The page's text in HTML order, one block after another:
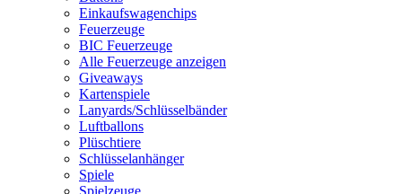
Einkaufswagenchips
Feuerzeuge
BIC Feuerzeuge
Alle Feuerzeuge anzeigen
Giveaways
Kartenspiele
Lanyards/Schlüsselbänder
Luftballons
Plüschtiere
Schlüsselanhänger
Spiele
Spielzeuge